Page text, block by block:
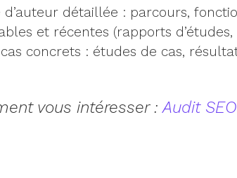
détaillée : parcours,
et récentes (rapports
concrets : études de cas,
vous intéresser :Audit